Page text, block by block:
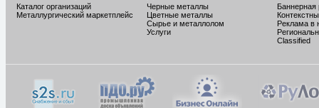
Каталог организаций
Металлургический маркетплейс
Черные металлы
Цветные металлы
Сырье и металлолом
Услуги
Баннерная
Реклама в
Classified